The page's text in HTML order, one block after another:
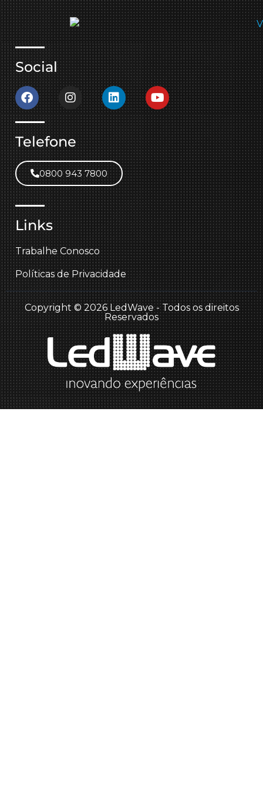
Social
Telefone
0800 943 7800
Links
Trabalhe Conosco
Políticas de Privacidade
Copyright © 2026 LedWave - Todos os direitos
Reservados